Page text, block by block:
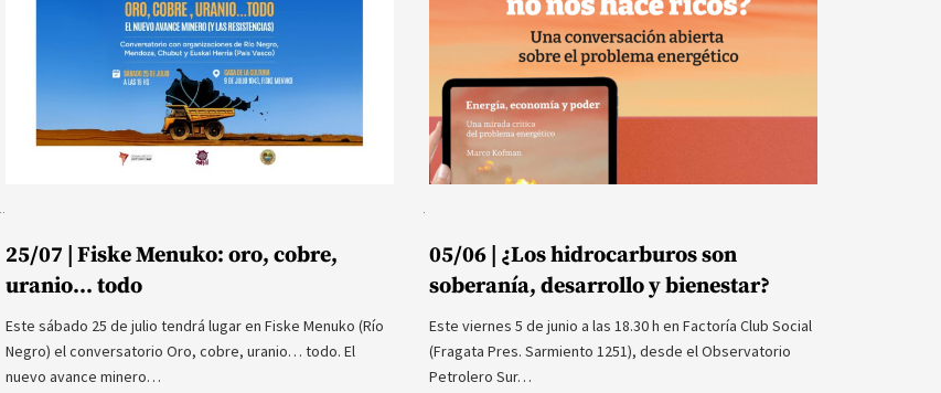
25/07 | Fiske Menuko: oro, cobre,
uranio… todo
Este sábado 25 de julio tendrá lugar en Fiske Menuko (Río
Negro) el conversatorio Oro, cobre, uranio… todo. El
nuevo avance minero…
05/06 | ¿Los hidrocarburos son
soberanía, desarrollo y bienestar?
Este viernes 5 de junio a las 18.30 h en Factoría Club Social
(Fragata Pres. Sarmiento 1251), desde el Observatorio
Petrolero Sur…